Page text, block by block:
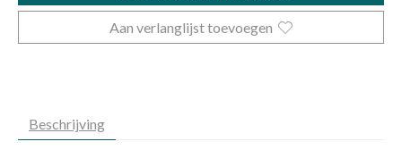
Aan verlanglijst toevoegen
Beschrijving